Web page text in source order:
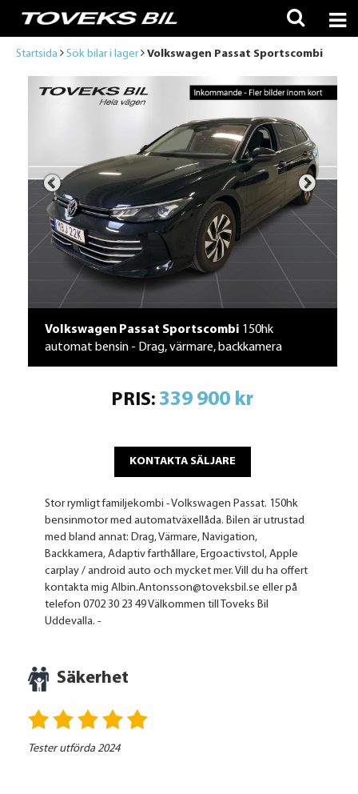
Startsida Sök bilar i lager Volkswagen Passat Sportscombi
Volkswagen Passat Sportscombi 150hk
automat bensin - Drag, värmare, backkamera
PRIS: 339 900 kr
KONTAKTA SÄLJARE
Stor rymligt familjekombi - Volkswagen Passat. 150hk
bensinmotor med automatväxellåda. Bilen är utrustad
med bland annat: Drag, Värmare, Navigation,
Backkamera, Adaptiv farthållare, Ergoactivstol, Apple
carplay / android auto och mycket mer. Vill du ha offert
kontakta mig Albin.Antonsson@toveksbil.se eller på
telefon 0702 30 23 49 Välkommen till Toveks Bil
Uddevalla. -
Säkerhet
Tester utförda 2024